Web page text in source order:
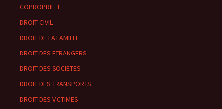
COPROPRIETE
DROIT CIVIL
DROIT DE LA FAMILLE
DROIT DES ETRANGERS
DROIT DES SOCIETES
DROIT DES TRANSPORTS
DROIT DES VICTIMES